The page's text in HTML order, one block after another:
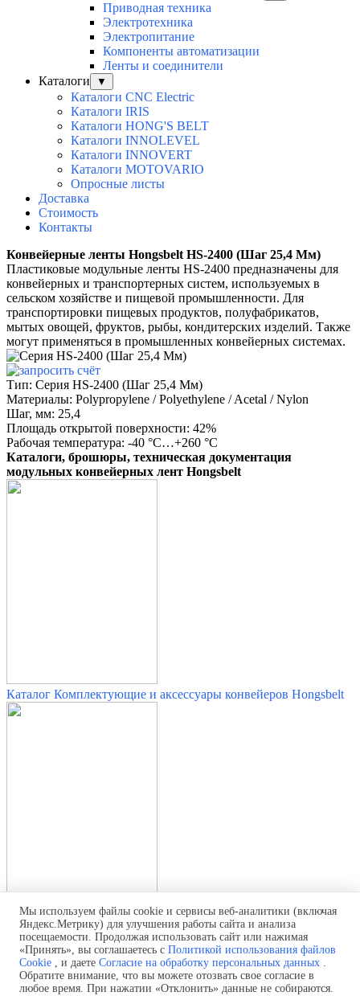
Приводная техника
Электротехника
Электропитание
Компоненты автоматизации
Ленты и соединители
Каталоги
▼
Каталоги CNC Electric
Каталоги IRIS
Каталоги HONG'S BELT
Каталоги INNOLEVEL
Каталоги INNOVERT
Каталоги MOTOVARIO
Опросные листы
Доставка
Стоимость
Контакты
Конвейерные ленты HongsbeltHS-2400 (Шаг 25,4 Мм)
Пластиковые модульные ленты HS-2400 предназначены для
конвейерных и транспортерных систем, используемых в
сельском хозяйстве и пищевой промышленности. Для
транспортировки пищевых продуктов, полуфабрикатов,
мытых овощей, фруктов, рыбы, кондитерских изделий. Также
могут применяться в промышленных конвейерных системах.
Тип: Серия HS-2400 (Шаг 25,4 Мм)
Материалы: Polypropylene / Polyethylene / Acetal / Nylon
Шаг, мм: 25,4
Площадь открытой поверхности: 42%
Рабочая температура: -40 °С…+260 °С
Каталоги, брошюры, техническая документация
модульных конвейерных лент Hongsbelt
Каталог Комплектующие и аксессуары конвейеров Hongsbelt
Каталог Модульные ленты Hongsbelt
Политика использования файлов cookie
Политика обработки персональных данных
Согласие на обработку персональных данных
Телефон: +7 (499) 322-94-17 (Россия)
Мы используем файлы cookie и сервисы веб-аналитики (включая
Яндекс.Метрику) для улучшения работы сайта и анализа
посещаемости. Продолжая использовать сайт или нажимая
«Принять», вы соглашаетесь с Политикой использования файлов
Cookie , и даете Согласие на обработку персональных данных .
Обратите внимание, что вы можете отозвать свое согласие в
любое время. При нажатии «Отклонить» данные не собираются.